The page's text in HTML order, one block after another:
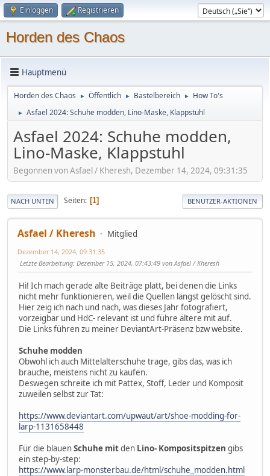
Einloggen Registrieren
Horden des Chaos
Hauptmenü
Horden des Chaos ► Öffentlich ► Bastelbereich ► How To's
► Asfael 2024: Schuhe modden, Lino-Maske, Klappstuhl
Asfael 2024: Schuhe modden,
Lino-Maske, Klappstuhl
Begonnen von Asfael / Kheresh, Dezember 14, 2024, 09:31:35
NACH UNTEN Seiten 1 BENUTZER-AKTIONEN
Asfael / Kheresh Mitglied
Dezember 14, 2024, 09:31:35
Letzte Bearbeitung: Dezember 15, 2024, 07:43:49 von Asfael / Kheresh
Hi! Ich mach gerade alte Beiträge platt, bei denen die Links
nicht mehr funktionieren, weil die Quellen längst gelöscht sind.
Hier zeig ich nach und nach, was dieses Jahr fotografiert,
vorzeigbar und HdC- relevant ist und führe ältere mit auf.
Die Links führen zu meiner DeviantArt-Präsenz bzw website.
Schuhe modden
Obwohl ich auch Mittelalterschuhe trage, gibs das, was ich
brauche, meistens nicht zu kaufen.
Deswegen schreite ich mit Pattex, Stoff, Leder und Komposit
zuweilen selbst zur Tat:
https://www.deviantart.com/upwaut/art/shoe-modding-for-
larp-1131658448
Für die blauenSchuhe mitden Lino- Kompositspitzen gibs
ein step-by-step:
https://www.larp-monsterbau.de/html/schuhe_modden.html